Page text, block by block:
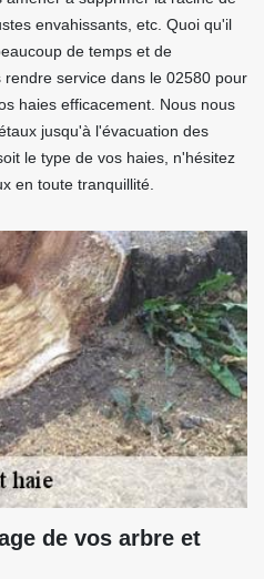
envahissants, etc. Quoi qu'il
de temps et de
service dans le 02580 pour
haies efficacement. Nous nous
jusqu'à l'évacuation des
le type de vos haies, n'hésitez
en toute tranquillité.
de vos arbre et